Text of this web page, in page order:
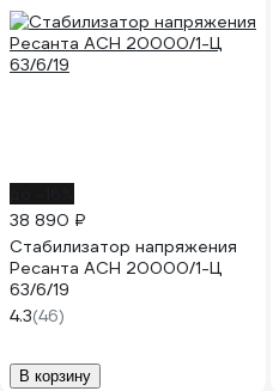
38 890 ₽
Стабилизатор напряжения
Ресанта АСН 20000/1-Ц
63/6/19
4.3(46)
В корзину